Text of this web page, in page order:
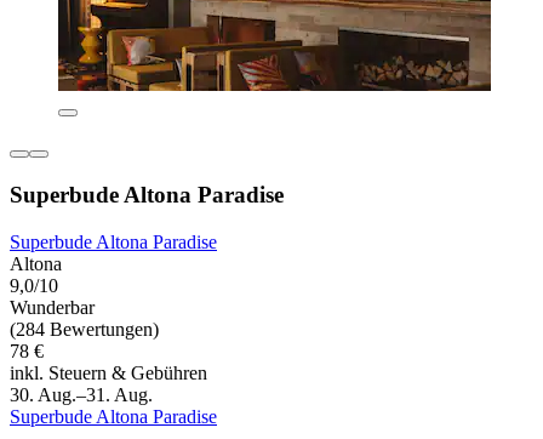
Superbude Altona Paradise
Superbude Altona Paradise
Altona
9,0/10
Wunderbar
(284 Bewertungen)
78 €
inkl. Steuern & Gebühren
30. Aug.–31. Aug.
Superbude Altona Paradise